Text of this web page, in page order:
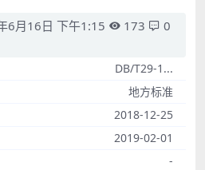
6月16日 下午1:15 173
0
DB/T29-1...
地方标准
2018-12-25
2019-02-01
-